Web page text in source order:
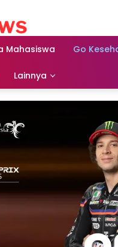
Mahasiswa Go
Lainnya